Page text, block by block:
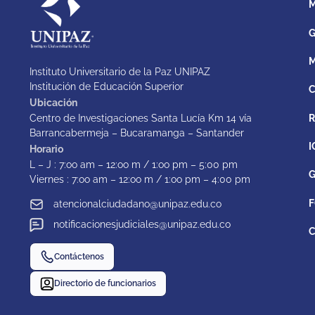
Instituto Universitario de la Paz UNIPAZ
Institución de Educación Superior
Ubicación
Centro de Investigaciones Santa Lucía Km 14 vía
Barrancabermeja – Bucaramanga – Santander
Horario
L – J : 7:oo am – 12:oo m / 1:oo pm – 5:00 pm
Viernes : 7:oo am – 12:oo m / 1:oo pm – 4:00 pm
atencionalciudadano@unipaz.edu.co
notificacionesjudiciales@unipaz.edu.co
Contáctenos
Directorio de funcionarios